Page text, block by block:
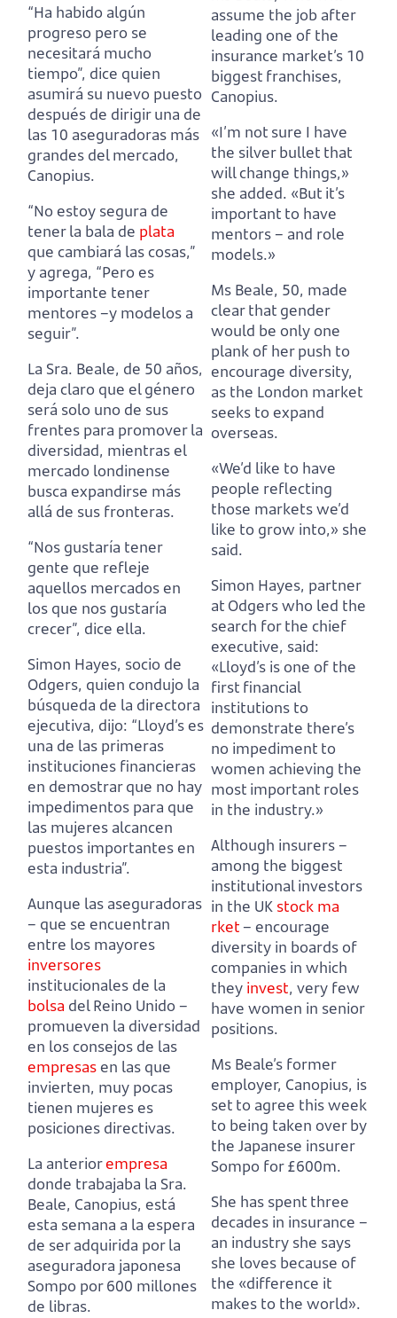
“Ha habido algún
progreso pero se
necesitará mucho
tiempo”, dice quien
asumirá su nuevo puesto
después de dirigir una de
las 10 aseguradoras más
grandes del mercado,
Canopius.
“No estoy segura de
tener la bala de plata
que cambiará las cosas,”
y agrega, “Pero es
importante tener
mentores –y modelos a
seguir”.
La Sra. Beale, de 50 años,
deja claro que el género
será solo uno de sus
frentes para promover la
diversidad, mientras el
mercado londinense
busca expandirse más
allá de sus fronteras.
“Nos gustaría tener
gente que refleje
aquellos mercados en
los que nos gustaría
crecer”, dice ella.
Simon Hayes, socio de
Odgers, quien condujo la
búsqueda de la directora
ejecutiva, dijo: “Lloyd’s es
una de las primeras
instituciones financieras
en demostrar que no hay
impedimentos para que
las mujeres alcancen
puestos importantes en
esta industria”.
Aunque las aseguradoras
– que se encuentran
entre los mayores
inversores
institucionales de la
bolsa del Reino Unido –
promueven la diversidad
en los consejos de las
empresasen las que
invierten, muy pocas
tienen mujeres es
posiciones directivas.
La anteriorempresa
donde trabajaba la Sra.
Beale, Canopius, está
esta semana a la espera
de ser adquirida por la
aseguradora japonesa
Sompo por 600 millones
de libras.
assume the job after
leading one of the
insurance market’s 10
biggest franchises,
Canopius.
«I’m not sure I have
the silver bullet that
will change things,»
she added. «But it’s
important to have
mentors – and role
models.»
Ms Beale, 50, made
clear that gender
would be only one
plank of her push to
encourage diversity,
as the London market
seeks to expand
overseas.
«We’d like to have
people reflecting
those markets we’d
like to grow into,» she
said.
Simon Hayes, partner
at Odgers who led the
search for the chief
executive, said:
«Lloyd’s is one of the
first financial
institutions to
demonstrate there’s
no impediment to
women achieving the
most important roles
in the industry.»
Although insurers –
among the biggest
institutional investors
in the UK stock ma
rket – encourage
diversity in boards of
companies in which
they invest, very few
have women in senior
positions.
Ms Beale’s former
employer, Canopius, is
set to agree this week
to being taken over by
the Japanese insurer
Sompo for £600m.
She has spent three
decades in insurance –
an industry she says
she loves because of
the «difference it
makes to the world».